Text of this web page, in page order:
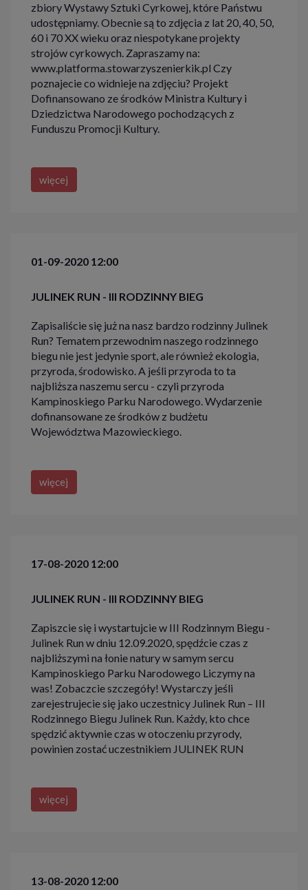
zbiory Wystawy Sztuki Cyrkowej, które Państwu
udostępniamy. Obecnie są to zdjęcia z lat 20, 40, 50,
60 i 70 XX wieku oraz niespotykane projekty
strojów cyrkowych. Zapraszamy na:
www.platforma.stowarzyszenierkik.pl Czy
poznajecie co widnieje na zdjęciu? Projekt
Dofinansowano ze środków Ministra Kultury i
Dziedzictwa Narodowego pochodzących z
Funduszu Promocji Kultury.
więcej
01-09-2020 12:00
JULINEK RUN - III RODZINNY BIEG
Zapisaliście się już na nasz bardzo rodzinny Julinek
Run? Tematem przewodnim naszego rodzinnego
biegu nie jest jedynie sport, ale również ekologia,
przyroda, środowisko. A jeśli przyroda to ta
najbliższa naszemu sercu - czyli przyroda
Kampinoskiego Parku Narodowego. Wydarzenie
dofinansowane ze środków z budżetu
Województwa Mazowieckiego.
więcej
17-08-2020 12:00
JULINEK RUN - III RODZINNY BIEG
Zapiszcie się i wystartujcie w III Rodzinnym Biegu -
Julinek Run w dniu 12.09.2020, spędźcie czas z
najbliższymi na łonie natury w samym sercu
Kampinoskiego Parku Narodowego Liczymy na
was! Zobaczcie szczegóły! Wystarczy jeśli
zarejestrujecie się jako uczestnicy Julinek Run – III
Rodzinnego Biegu Julinek Run. Każdy, kto chce
spędzić aktywnie czas w otoczeniu przyrody,
powinien zostać uczestnikiem JULINEK RUN
więcej
13-08-2020 12:00